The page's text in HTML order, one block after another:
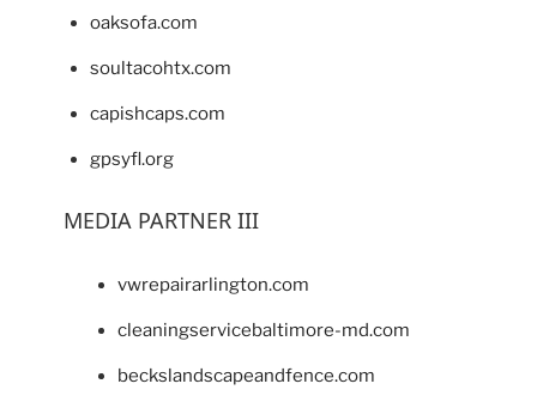
oaksofa.com
soultacohtx.com
capishcaps.com
gpsyfl.org
MEDIA PARTNER III
vwrepairarlington.com
cleaningservicebaltimore-md.com
beckslandscapeandfence.com